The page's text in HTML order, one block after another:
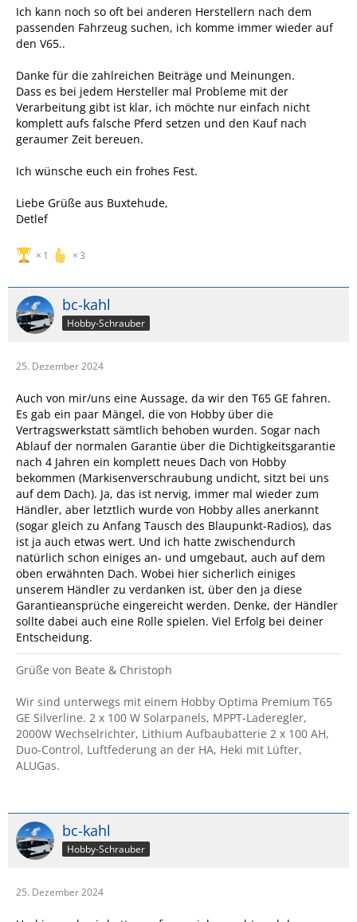
Ich kann noch so oft bei anderen Herstellern nach dem
passenden Fahrzeug suchen, ich komme immer wieder auf
den V65..
Danke für die zahlreichen Beiträge und Meinungen.
Dass es bei jedem Hersteller mal Probleme mit der
Verarbeitung gibt ist klar, ich möchte nur einfach nicht
komplett aufs falsche Pferd setzen und den Kauf nach
geraumer Zeit bereuen.
Ich wünsche euch ein frohes Fest.
Liebe Grüße aus Buxtehude,
Detlef
1 3
bc-kahl
Hobby-Schrauber
25. Dezember 2024
Auch von mir/uns eine Aussage, da wir den T65 GE fahren.
Es gab ein paar Mängel, die von Hobby über die
Vertragswerkstatt sämtlich behoben wurden. Sogar nach
Ablauf der normalen Garantie über die Dichtigkeitsgarantie
nach 4 Jahren ein komplett neues Dach von Hobby
bekommen (Markisenverschraubung undicht, sitzt bei uns
auf dem Dach). Ja, das ist nervig, immer mal wieder zum
Händler, aber letztlich wurde von Hobby alles anerkannt
(sogar gleich zu Anfang Tausch des Blaupunkt-Radios), das
ist ja auch etwas wert. Und ich hatte zwischendurch
natürlich schon einiges an- und umgebaut, auch auf dem
oben erwähnten Dach. Wobei hier sicherlich einiges
unserem Händler zu verdanken ist, über den ja diese
Garantieansprüche eingereicht werden. Denke, der Händler
sollte dabei auch eine Rolle spielen. Viel Erfolg bei deiner
Entscheidung.
Grüße von Beate & Christoph
Wir sind unterwegs mit einem Hobby Optima Premium T65
GE Silverline. 2 x 100 W Solarpanels, MPPT-Laderegler,
2000W Wechselrichter, Lithium Aufbaubatterie 2 x 100 AH,
Duo-Control, Luftfederung an der HA, Heki mit Lüfter,
ALUGas.
bc-kahl
Hobby-Schrauber
25. Dezember 2024